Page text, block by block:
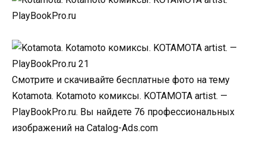
Смотрите и скачивайте бесплатные фото на тему
Kotamota. Kotamoto комиксы. KOTAMOTA artist. —
PlayBookPro.ru. Вы найдете 76 профессиональных
изображений на Catalog-Ads.com